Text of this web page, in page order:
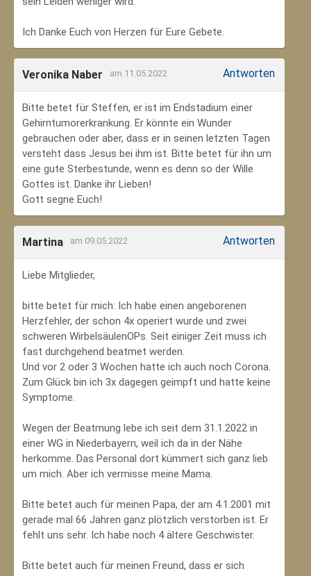
Ich Danke Euch von Herzen für Eure Gebete.
Veronika Naber am 11.05.2022 Antworten
Bitte betet für Steffen, er ist im Endstadium einer
Gehirntumorerkrankung. Er könnte ein Wunder
gebrauchen oder aber, dass er in seinen letzten Tagen
versteht dass Jesus bei ihm ist. Bitte betet für ihn um
eine gute Sterbestunde, wenn es denn so der Wille
Gottes ist. Danke ihr Lieben!
Gott segne Euch!
Martina am 09.05.2022 Antworten
Liebe Mitglieder,
bitte betet für mich: Ich habe einen angeborenen
Herzfehler, der schon 4x operiert wurde und zwei
schweren WirbelsäulenOPs. Seit einiger Zeit muss ich
fast durchgehend beatmet werden.
Und vor 2 oder 3 Wochen hatte ich auch noch Corona.
Zum Glück bin ich 3x dagegen geimpft und hatte keine
Symptome.
Wegen der Beatmung lebe ich seit dem 31.1.2022 in
einer WG in Niederbayern, weil ich da in der Nähe
herkomme. Das Personal dort kümmert sich ganz lieb
um mich. Aber ich vermisse meine Mama.
Bitte betet auch für meinen Papa, der am 4.1.2001 mit
gerade mal 66 Jahren ganz plötzlich verstorben ist. Er
fehlt uns sehr. Ich habe noch 4 ältere Geschwister.
Bitte betet auch für meinen Freund, dass er sich